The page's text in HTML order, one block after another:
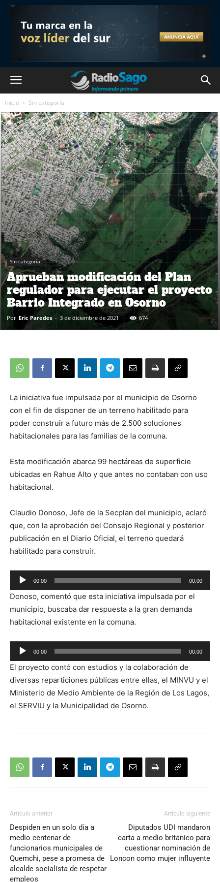
Inicio Sin categoría
Sin categoría
Aprueban modificación del Plan
regulador para ejecutar el proyecto
Barrio Integrado en Osorno
Por Eric Paredes - 3 de diciembre de 2021 674
La iniciativa fue impulsada por el municipio de Osorno
con el fin de disponer de un terreno habilitado para
poder construir a futuro más de 2.500 soluciones
habitacionales para las familias de la comuna.
Esta modificación abarca 99 hectáreas de superficie
ubicadas en Rahue Alto y que antes no contaban con uso
habitacional.
Claudio Donoso, Jefe de la Secplan del municipio, aclaró
que, con la aprobación del Consejo Regional y posterior
publicación en el Diario Oficial, el terreno quedará
habilitado para construir.
Reproductor
de
audio
00:00 00:00
Donoso, comentó que esta iniciativa impulsada por el
municipio, buscaba dar respuesta a la gran demanda
habitacional existente en la comuna.
Reproductor
de
audio
00:00 00:00
El proyecto contó con estudios y la colaboración de
diversas reparticiones públicas entre ellas, el MINVU y el
Ministerio de Medio Ambiente de la Región de Los Lagos,
el SERVIU y la Municipalidad de Osorno.
Artículo anterior
Despiden en un solo día a
medio centenar de
funcionarios municipales de
Quemchi, pese a promesa de
alcalde socialista de respetar
empleos
Artículo siguiente
Diputados UDI mandaron
carta a medio británico para
cuestionar nominación de
Loncon como mujer influyente